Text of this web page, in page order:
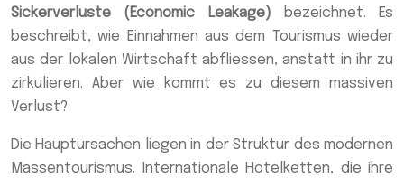
Sickerverluste (Economic Leakage) bezeichnet. Es
beschreibt, wie Einnahmen aus dem Tourismus wieder
aus der lokalen Wirtschaft abfliessen, anstatt in ihr zu
zirkulieren. Aber wie kommt es zu diesem massiven
Verlust?
Die Hauptursachen liegen in der Struktur des modernen
Massentourismus. Internationale Hotelketten, die ihre